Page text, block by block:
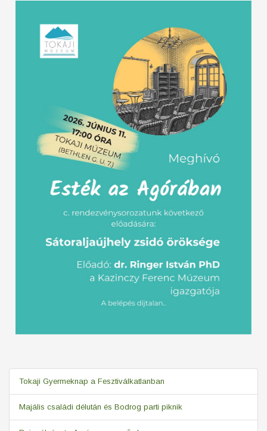
Tokaji Gyermeknap a Fesztiválkatlanban
Majális családi délután és Bodrog parti piknik